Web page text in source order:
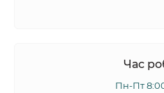
Час
Пн-Пт